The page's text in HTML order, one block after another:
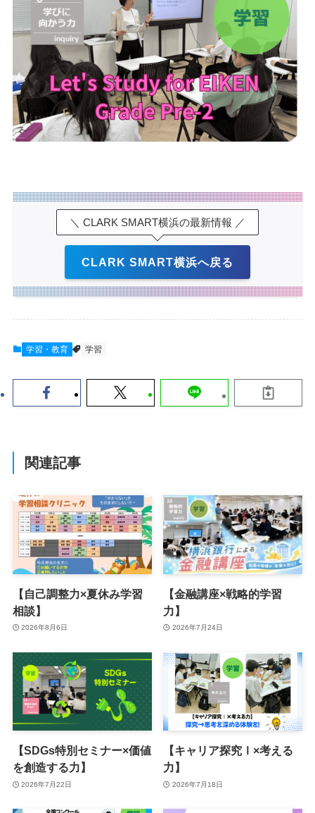
＼ CLARK SMART横浜の最新情報 ／
CLARK SMART横浜へ戻る
学習・教育 学習
関連記事
【自己調整力×夏休み学習
相談】
2026年8月6日
【金融講座×戦略的学習
力】
2026年7月24日
【SDGs特別セミナー×価値
を創造する力】
2026年7月22日
【キャリア探究Ⅰ×考える
力】
2026年7月18日